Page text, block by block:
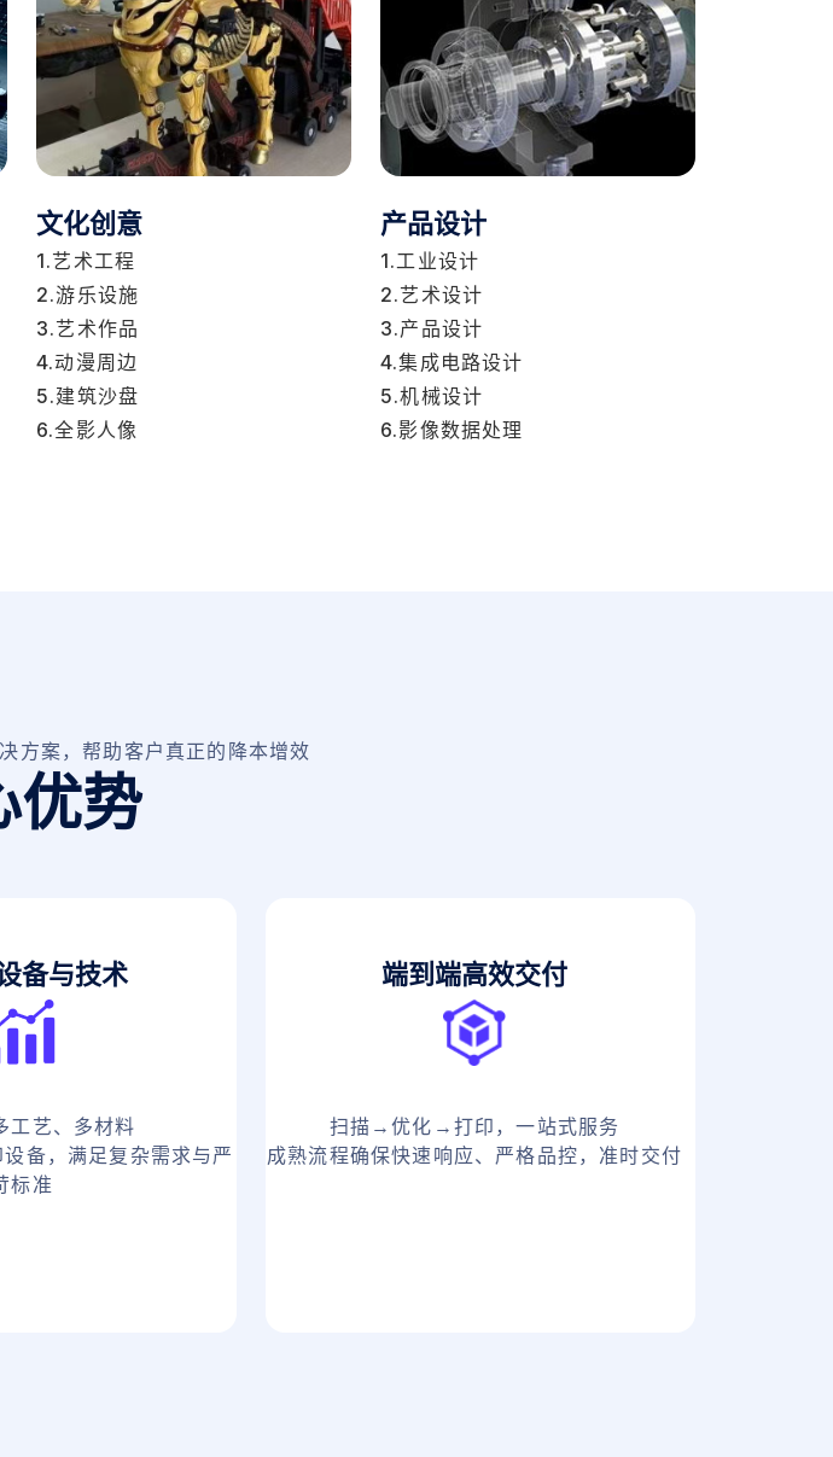
文化创意
1.艺术工程
2.游乐设施
3.艺术作品
4.动漫周边
5.建筑沙盘
6.全影人像
产品设计
1.工业设计
2.艺术设计
3.产品设计
4.集成电路设计
5.机械设计
6.影像数据处理
方案，帮助客户真正的降本增效
优势
备与技术
工艺、多材料
备，满足复杂需求与严
标准
端到端高效交付
扫描→优化→打印，一站式服务
成熟流程确保快速响应、严格品控，准时交付